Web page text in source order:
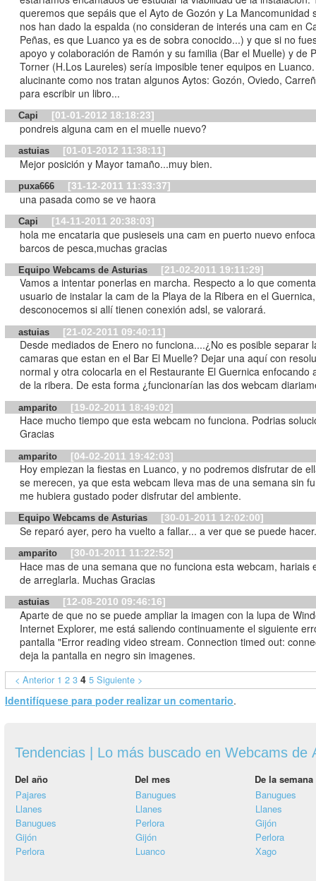
queremos que sepáis que el Ayto de Gozón y La Mancomunidad
nos han dado la espalda (no consideran de interés una cam en
Peñas, es que Luanco ya es de sobra conocido...) y que si no
apoyo y colaboración de Ramón y su familia (Bar el Muelle) y de
Torner (H.Los Laureles) sería imposible tener equipos en
alucinante como nos tratan algunos Aytos: Gozón, Oviedo,
para escribir un libro...
Capi [01-01-2012 18:18:23]
pondreis alguna cam en el muelle nuevo?
astuias [01-01-2012 11:38:11]
Mejor posición y Mayor tamaño...muy bien.
puxa666 [31-12-2011 11:33:37]
una pasada como se ve haora
Capi [14-11-2011 20:38:03]
hola me encataria que pusieseis una cam en puerto nuevo
barcos de pesca,muchas gracias
Equipo Webcams de Asturias [21-02-2011 19:11:29]
Vamos a intentar ponerlas en marcha. Respecto a lo que
usuario de instalar la cam de la Playa de la Ribera en el Guernica,
desconocemos si allí tienen conexión adsl, se valorará.
astuias [21-02-2011 09:40:11]
Desde mediados de Enero no funciona....¿No es posible separar
camaras que estan en el Bar El Muelle? Dejar una aquí con
normal y otra colocarla en el Restaurante El Guernica enfocando
de la ribera. De esta forma ¿funcionarían las dos webcam
amparito [19-02-2011 18:49:02]
Hace mucho tiempo que esta webcam no funciona. Podrias
Gracias
amparito [04-02-2011 19:42:03]
Hoy empiezan la fiestas en Luanco, y no podremos disfrutar de
se merecen, ya que esta webcam lleva mas de una semana sin
me hubiera gustado poder disfrutar del ambiente.
Equipo Webcams de Asturias [30-01-2011 12:02:00]
Se reparó ayer, pero ha vuelto a fallar... a ver que se puede
amparito [30-01-2011 11:22:52]
Hace mas de una semana que no funciona esta webcam, hariais
de arreglarla. Muchas Gracias
astuias [12-08-2010 09:46:16]
Aparte de que no se puede ampliar la imagen con la lupa de
Internet Explorer, me está saliendo continuamente el siguiente
pantalla "Error reading video stream. Connection timed out:
deja la pantalla en negro sin imagenes.
< Anterior 1 2 3 4 5 Siguiente >
Identifíquese para poder realizar un comentario.
Tendencias | Lo más buscado en Webcams de
Del año Del mes
De la semana
Pajares
Llanes
Banugues
Gijón
Perlora
Banugues
Llanes
Perlora
Gijón
Luanco
Banugues
Llanes
Gijón
Perlora
Xago